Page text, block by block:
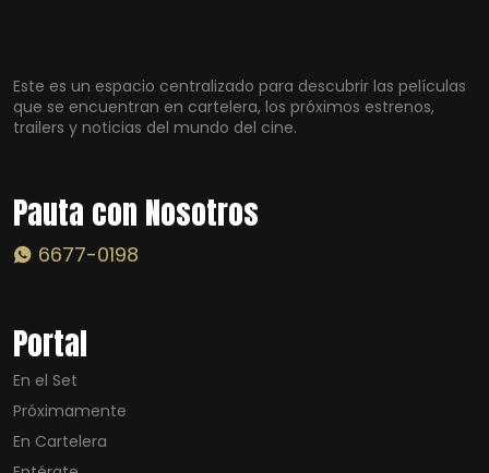
Este es un espacio centralizado para descubrir las películas
que se encuentran en cartelera, los próximos estrenos,
trailers y noticias del mundo del cine.
Pauta con Nosotros
6677-0198
Portal
En el Set
Próximamente
En Cartelera